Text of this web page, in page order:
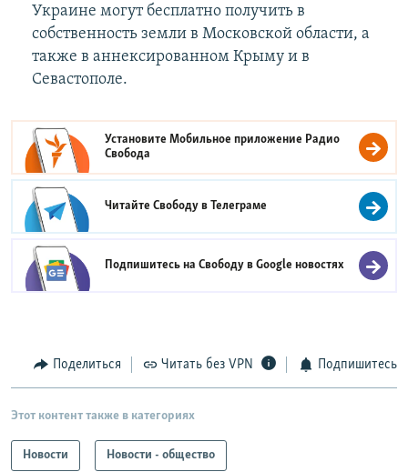
Украине могут бесплатно получить в
собственность земли в Московской области, а
также в аннексированном Крыму и в
Севастополе.
Установите Мобильное приложение Радио
Свобода
Читайте Свободу вТелеграме
Подпишитесь на Свободу вGoogle новостях
Поделиться Читать без VPN Подпишитесь
Этот контент также в категориях
Новости Новости - общество